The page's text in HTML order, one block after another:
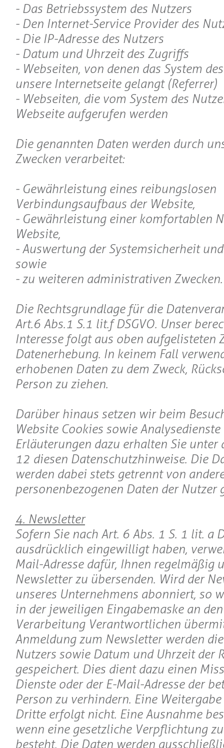
- Das Betriebssystem des Nutzers
- Den Internet-Service Provider des
- Die IP-Adresse des Nutzers
- Datum und Uhrzeit des Zugriffs
- Webseiten, von denen das System
unsere Internetseite gelangt (Referrer)
- Webseiten, die vom System des
Webseite aufgerufen werden
Die genannten Daten werden durch
Zwecken verarbeitet:
- Gewährleistung eines reibungslosen
Verbindungsaufbaus der Website,
- Gewährleistung einer komfortablen
Website,
- Auswertung der Systemsicherheit
sowie
- zu weiteren administrativen Zwecken.
Die Rechtsgrundlage für die
Art. 6 Abs. 1 S. 1 lit. f DSGVO. Unser
Interesse folgt aus oben aufgelisteten
Datenerhebung. In keinem Fall
erhobenen Daten zu dem Zweck,
Person zu ziehen.
Darüber hinaus setzen wir beim
Website Cookies sowie
Erläuterungen dazu erhalten Sie unter
12 diesen Datenschutzhinweise. Die
werden dabei stets getrennt von
personenbezogenen Daten der Nutzer
4. Newsletter
Sofern Sie nach Art. 6 Abs. 1 S. 1 lit. a
ausdrücklich eingewilligt haben,
Mail-Adresse dafür, Ihnen regelmäßig
Newsletter zu übersenden. Wird der
unseres Unternehmens abonniert, so
in der jeweiligen Eingabemaske an
Verarbeitung Verantwortlichen
Anmeldung zum Newsletter werden die
Nutzers sowie Datum und Uhrzeit der
gespeichert. Dies dient dazu einen
Dienste oder der E-Mail-Adresse der
Person zu verhindern. Eine
Dritte erfolgt nicht. Eine Ausnahme
wenn eine gesetzliche Verpflichtung
besteht. Die Daten werden